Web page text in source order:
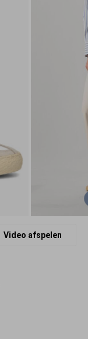
Video afspelen